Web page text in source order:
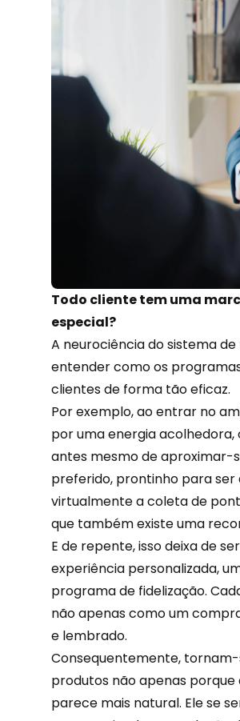
Todo cliente tem uma
especial?
A neurociência do sistema
entender como os
clientes de forma tão eficaz.
Por exemplo, ao entrar no
por uma energia acolhedora,
antes mesmo de aproximar-
preferido, prontinho para ser
virtualmente a coleta de
que também existe uma
E de repente, isso deixa de
experiência personalizada,
programa de fidelização.
não apenas como um
e lembrado.
Consequentemente,
produtos não apenas
parece mais natural. Ele se